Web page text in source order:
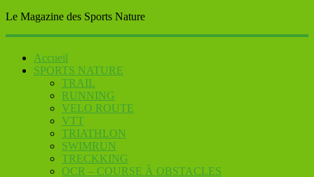
Le Magazine des Sports Nature
Accueil
SPORTS NATURE
TRAIL
RUNNING
VELO ROUTE
VTT
TRIATHLON
SWIMRUN
TRECKKING
OCR – COURSE À OBSTACLES